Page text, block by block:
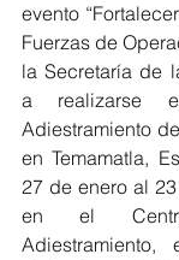
evento
Fuerzas de
la Secretaría de
a realizarse
Adiestramiento
en Temamatla,
27 de enero al
en el
Adiestramiento,